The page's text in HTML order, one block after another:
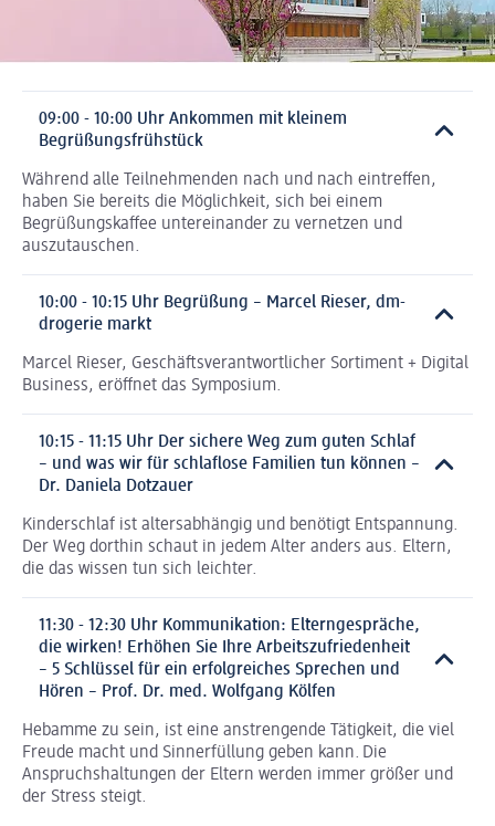
09:00 - 10:00 Uhr Ankommen mit kleinem
Begrüßungsfrühstück
Während alle Teilnehmenden nach und nach eintreffen,
haben Sie bereits die Möglichkeit, sich bei einem
Begrüßungskaffee untereinander zu vernetzen und
auszutauschen.
10:00 - 10:15 Uhr Begrüßung – Marcel Rieser, dm-
drogerie markt
Marcel Rieser, Geschäftsverantwortlicher Sortiment + Digital
Business, eröffnet das Symposium.
10:15 - 11:15 Uhr Der sichere Weg zum guten Schlaf
– und was wir für schlaflose Familien tun können –
Dr. Daniela Dotzauer
Kinderschlaf ist altersabhängig und benötigt Entspannung.
Der Weg dorthin schaut in jedem Alter anders aus. Eltern,
die das wissen tun sich leichter.
11:30 - 12:30 Uhr Kommunikation: Elterngespräche,
die wirken! Erhöhen Sie Ihre Arbeitszufriedenheit
– 5 Schlüssel für ein erfolgreiches Sprechen und
Hören – Prof. Dr. med. Wolfgang Kölfen
Hebamme zu sein, ist eine anstrengende Tätigkeit, die viel
Freude macht und Sinnerfüllung geben kann. Die
Anspruchshaltungen der Eltern werden immer größer und
der Stress steigt.